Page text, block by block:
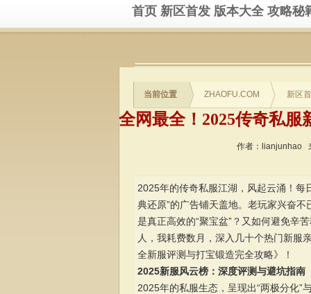
首页 新区首发 版本大全 攻略秘
当前位置 ZHAOFU.COM 新区
作者：lianjunhao
2025年的传奇私服江湖，风起云涌！每
典还原”的广告铺天盖地。老玩家兴奋
是真正高效的“聚宝盆”？又如何避免辛
人，我耗费数月，深入几十个热门新服
全新服评测与打宝锻造完全攻略》！
2025新服风云榜：深度评测与避坑指南
2025年的私服生态，呈现出“两极分化”